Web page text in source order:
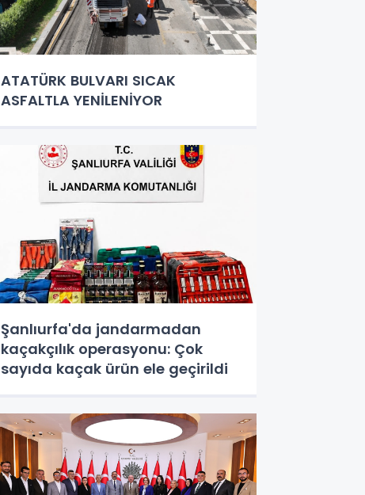
ATATÜRK BULVARI SICAK
ASFALTLA YENİLENİYOR
Şanlıurfa'da jandarmadan
kaçakçılık operasyonu: Çok
sayıda kaçak ürün ele geçirildi